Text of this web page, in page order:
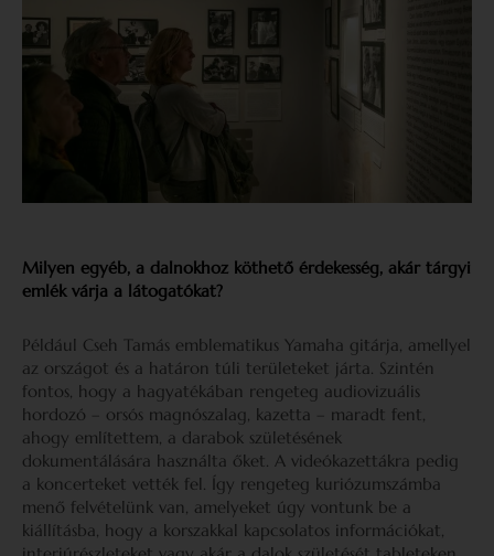
Milyen egyéb, a dalnokhoz köthető érdekesség, akár tárgyi
emlék várja a látogatókat?
Például Cseh Tamás emblematikus Yamaha gitárja, amellyel
az országot és a határon túli területeket járta. Szintén
fontos, hogy a hagyatékában rengeteg audiovizuális
hordozó – orsós magnószalag, kazetta – maradt fent,
ahogy említettem, a darabok születésének
dokumentálására használta őket. A videókazettákra pedig
a koncerteket vették fel. Így rengeteg kuriózumszámba
menő felvételünk van, amelyeket úgy vontunk be a
kiállításba, hogy a korszakkal kapcsolatos információkat,